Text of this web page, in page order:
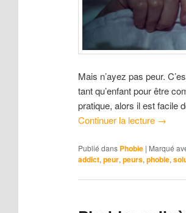
Mais n’ayez pas peur.
tant qu’enfant pour être
pratique, alors il est facile
Continuer la lecture →
Publié dans Phobie | Marqué
addict, peur, peurs, phobie,